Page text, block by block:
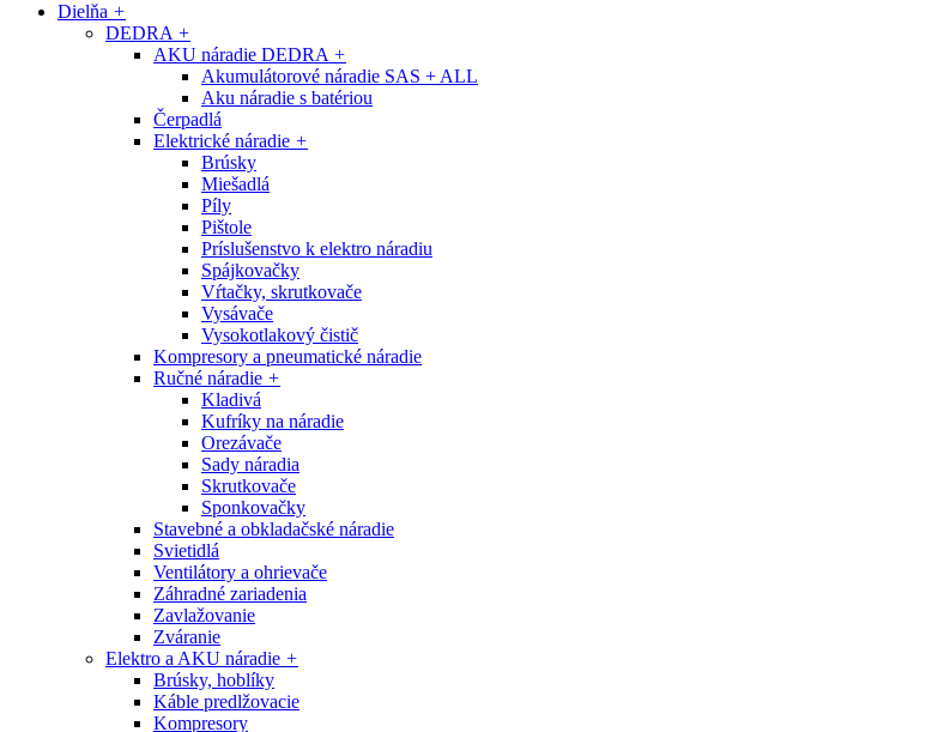
Dielňa +
DEDRA +
AKU náradie DEDRA +
Akumulátorové náradie SAS + ALL
Aku náradie s batériou
Čerpadlá
Elektrické náradie +
Brúsky
Miešadlá
Píly
Pištole
Príslušenstvo k elektro náradiu
Spájkovačky
Vŕtačky, skrutkovače
Vysávače
Vysokotlakový čistič
Kompresory a pneumatické náradie
Ručné náradie +
Kladivá
Kufríky na náradie
Orezávače
Sady náradia
Skrutkovače
Sponkovačky
Stavebné a obkladačské náradie
Svietidlá
Ventilátory a ohrievače
Záhradné zariadenia
Zavlažovanie
Zváranie
Elektro a AKU náradie +
Brúsky, hoblíky
Káble predlžovacie
Kompresory